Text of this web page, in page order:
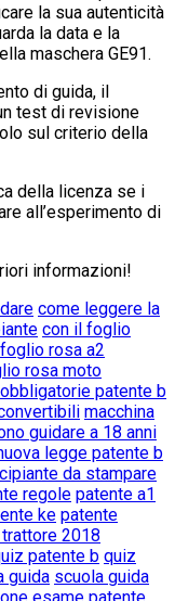
la sua autenticità
la data e la
maschera GE91.
di guida, il
test di revisione
sul criterio della
della licenza se i
all’esperimento di
informazioni!
come leggere la
con il foglio
foglio rosa a2
rosa moto
patente b
macchina
guidare a 18 anni
legge patente b
da stampare
regole patente a1
ke patente
2018
patente b quiz
guida scuola guida